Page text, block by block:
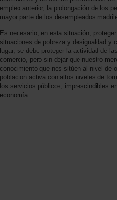
empleo anterior, la prolongación de los
mayor parte de los desempleados
Es necesario, en esta situación,
situaciones de pobreza y desigualdad y
lugar, se debe proteger la actividad de
comercio, pero sin dejar que nuestro
conocimiento que nos sitúen al nivel de
población activa con altos niveles de
los servicios públicos, imprescindibles
economía.